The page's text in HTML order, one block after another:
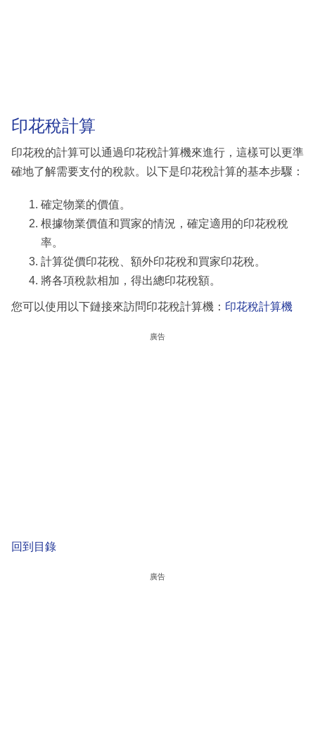
印花稅計算
印花稅的計算可以通過印花稅計算機來進行，這樣可以更準
確地了解需要支付的稅款。以下是印花稅計算的基本步驟：
確定物業的價值。
根據物業價值和買家的情況，確定適用的印花稅稅
率。
計算從價印花稅、額外印花稅和買家印花稅。
將各項稅款相加，得出總印花稅額。
您可以使用以下鏈接來訪問印花稅計算機： 印花稅計算機
廣告
回到目錄
廣告